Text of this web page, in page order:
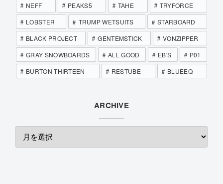
NEFF
PEAKS5 TAHE
TRYFORCE
LOBSTER
TRUMP WETSUITS
STARBOARD
BLACK PROJECT
GENTEMSTICK
VONZIPPER
GRAY SNOWBOARDS
ALL GOOD EB'S
P01
BURTON THIRTEEN
RESTUBE BLUEEQ
ARCHIVE